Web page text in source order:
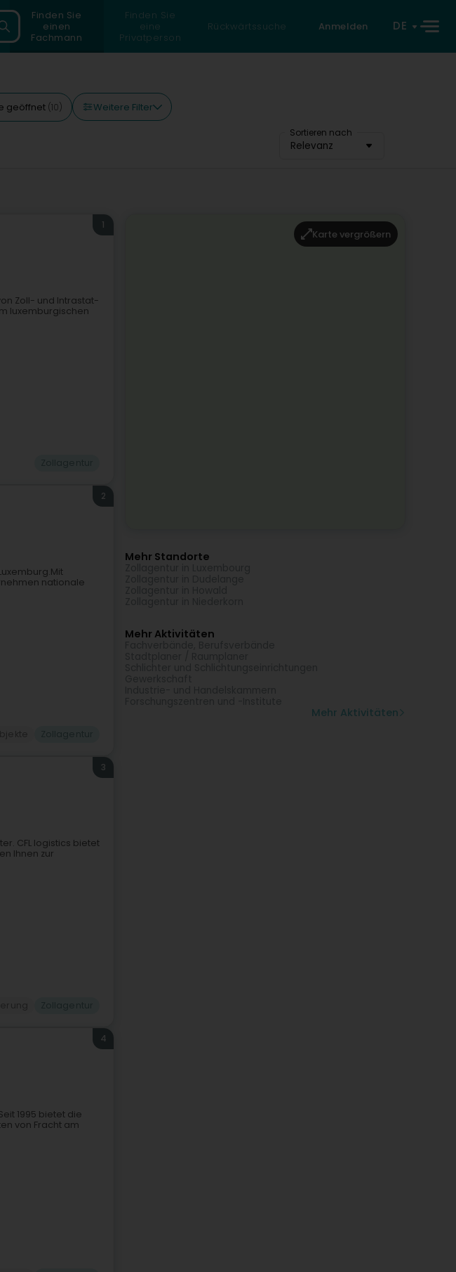
Finden Sie
einen
Fachmann
Finden Sie
eine
Privatperson
Rückwärtssuche Anmelden DE
geöffnet (10) Weitere Filter
Sortieren nach
Relevanz
1
Zoll- und Intrastat-
luxemburgischen
2
nationale
3
CFL logistics bietet
Ihnen zur
4
1995 bietet die
von Fracht am
Karte vergrößern
Mehr Standorte
Mehr Aktivitäten
Mehr Aktivitäten